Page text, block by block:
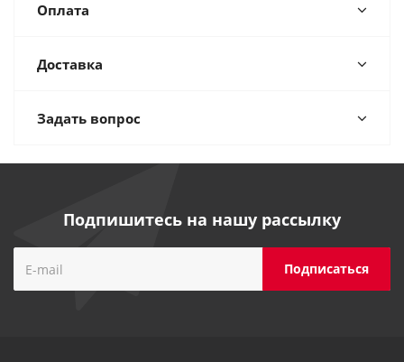
Оплата
Доставка
Задать вопрос
Подпишитесь на нашу рассылку